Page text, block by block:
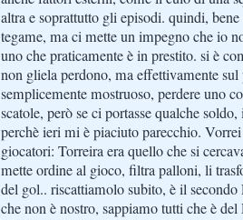
altra e soprattutto gli episodi. quindi,
tegame, ma ci mette un impegno che io
uno che praticamente è in prestito. si è
non gliela perdono, ma effettivamente sul
semplicemente mostruoso, perdere uno
scatole, però se ci portasse qualche
perchè ieri mi è piaciuto parecchio.
giocatori: Torreira era quello che si
mette ordine al gioco, filtra palloni, li
del gol.. riscattiamolo subito, è il
che non è nostro, sappiamo tutti che è